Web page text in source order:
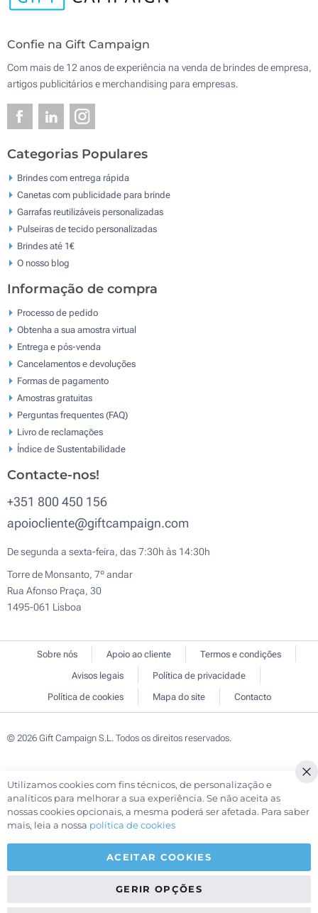
Confie na Gift Campaign
Com mais de 12 anos de experiência na venda de brindes de empresa,
artigos publicitários e merchandising para empresas.
Categorias Populares
Brindes com entrega rápida
Canetas com publicidade para brinde
Garrafas reutilizáveis personalizadas
Pulseiras de tecido personalizadas
Brindes até 1€
O nosso blog
Informação de compra
Processo de pedido
Obtenha a sua amostra virtual
Entrega e pós-venda
Cancelamentos e devoluções
Formas de pagamento
Amostras gratuitas
Perguntas frequentes (FAQ)
Livro de reclamaçōes
Índice de Sustentabilidade
Contacte-nos!
+351 800 450 156
apoiocliente@giftcampaign.com
De segunda a sexta-feira, das 7:30h às 14:30h
Torre de Monsanto, 7º andar
Rua Afonso Praça, 30
1495-061 Lisboa
Sobre nós Apoio ao cliente
Termos e condições
Avisos legais
Política de privacidade
Política de cookies
Mapa do site Contacto
© 2026 Gift Campaign S.L. Todos os direitos reservados.
Utilizamos cookies com fins técnicos, de personalização e
analíticos para melhorar a sua experiência. Se não aceita as
nossas cookies opcionais, a mesma poderá ser afetada. Para saber
mais, leia a nossa política de cookies
ACEITAR COOKIES
GERIR OPÇÕES